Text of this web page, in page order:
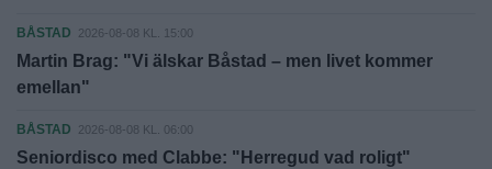
BÅSTAD 2026-08-08 KL. 15:00
Martin Brag: "Vi älskar Båstad – men livet kommer
emellan"
BÅSTAD 2026-08-08 KL. 06:00
Seniordisco med Clabbe: "Herregud vad roligt"